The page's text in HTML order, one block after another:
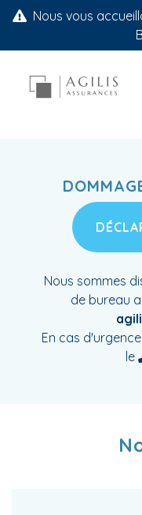
Nous vous
Nous sommes
de bureau
En cas
le